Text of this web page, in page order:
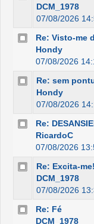
DCM_1978
07/08/2026
Re: Visto-me
Hondy
07/08/2026
Re: sem
Hondy
07/08/2026
Re:
RicardoC
07/08/2026
Re: Excita-me!
DCM_1978
07/08/2026
Re: Fé
DCM_1978